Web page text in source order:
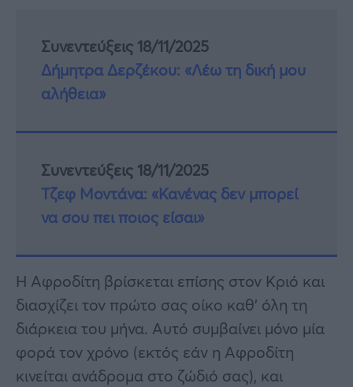
Συνεντεύξεις 18/11/2025
Δήμητρα Δερζέκου: «Λέω τη δική μου
αλήθεια»
Συνεντεύξεις 18/11/2025
Τζεφ Μοντάνα: «Κανένας δεν μπορεί
να σου πει ποιος είσαι»
Η Αφροδίτη βρίσκεται επίσης στον Κριό και
διασχίζει τον πρώτο σας οίκο καθ’ όλη τη
διάρκεια του μήνα. Αυτό συμβαίνει μόνο μία
φορά τον χρόνο (εκτός εάν η Αφροδίτη
κινείται ανάδρομα στο ζώδιό σας), και